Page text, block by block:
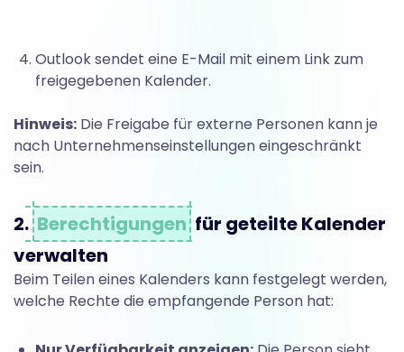
Outlook sendet eine E-Mail mit einem Link zum
freigegebenen Kalender.
Hinweis: Die Freigabe für externe Personen kann je
nach Unternehmenseinstellungen eingeschränkt
sein.
2. Berechtigungen für geteilte Kalender
verwalten
Beim Teilen eines Kalenders kann festgelegt werden,
welche Rechte die empfangende Person hat: